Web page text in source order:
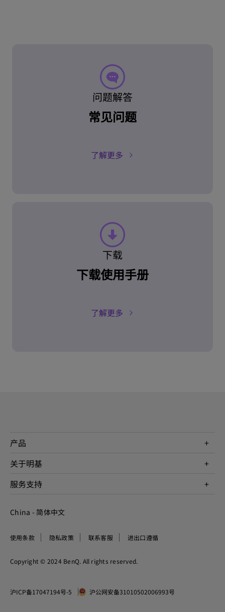
问题解答
常见问题
了解更多
下载
下载使用手册
了解更多
产品
投影机
WiT智能灯
关于明基
公司简介
企业社会责任
服务支持
档案下载与常见问题
Copyright © 2024 BenQ. All rights reserved.
使用条款 隐私政策 联系客服 进出口遵循
China - 简体中文
沪ICP备17047194号-5 沪公网安备31010502006993号